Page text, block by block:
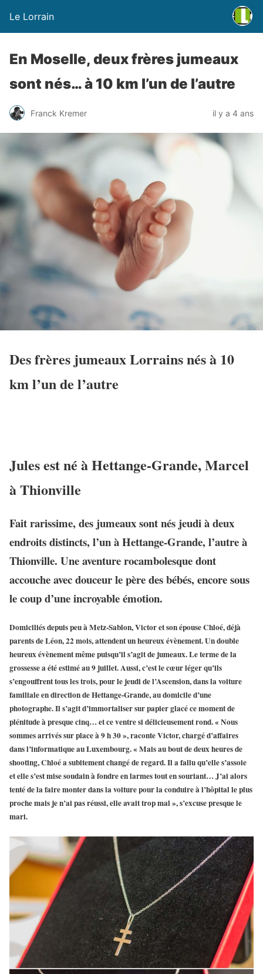
Le Lorrain
En Moselle, deux frères jumeaux
sont nés… à 10 km l’un de l’autre
Franck Kremer il y a 4 ans
Des frères jumeaux Lorrains nés à 10
km l’un de l’autre
Jules est né à Hettange-Grande, Marcel
à Thionville
Fait rarissime, des jumeaux sont nés jeudi à deux
endroits distincts, l’un à Hettange-Grande, l’autre à
Thionville. Une aventure rocambolesque dont
accouche avec douceur le père des bébés, encore sous
le coup d’une incroyable émotion.
Domiciliés depuis peu à Metz-Sablon, Victor et son épouse Chloé, déjà
parents de Léon, 22 mois, attendent un heureux évènement. Un double
heureux évènement même puisqu’il s’agit de jumeaux. Le terme de la
grossesse a été estimé au 9 juillet. Aussi, c’est le cœur léger qu’ils
s’engouffrent tous les trois, pour le jeudi de l’Ascension, dans la voiture
familiale en direction de Hettange-Grande, au domicile d’une
photographe. Il s’agit d’immortaliser sur papier glacé ce moment de
plénitude à presque cinq… et ce ventre si délicieusement rond. « Nous
sommes arrivés sur place à 9 h 30 », raconte Victor, chargé d’affaires
dans l’informatique au Luxembourg. « Mais au bout de deux heures de
shooting, Chloé a subitement changé de regard. Il a fallu qu’elle s’assoie
et elle s’est mise soudain à fondre en larmes tout en souriant… J’ai alors
tenté de la faire monter dans la voiture pour la conduire à l’hôpital le plus
proche mais je n’ai pas réussi, elle avait trop mal », s’excuse presque le
mari.